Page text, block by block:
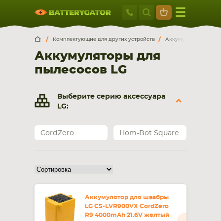
Москва
+7 495 414
Москва
г. Москва, ул. Ткацкая, 5с3 (м. Семеновская)
5 мин. ходьбы от ст.м. “Семеновская”
Обратный звонок
Пн-Вс:
смартфона, планшета
Комплектующие для других устройств Аккумуляторы для
Аккумуляторы для
пылесосов LG
Выберите серию аксессуара
LG:
CordZero Hom-Bot Square
Аккумулятор для швабры
LG CS-LVR900VX CordZero
R9 4000mAh 21.6V желтый